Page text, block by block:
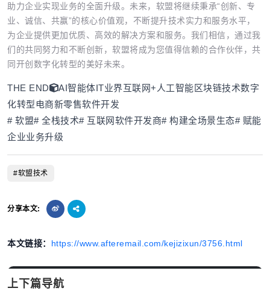
助力企业实现业务的全面升级。未来，软盟将继续秉承“创新、专
业、诚信、共赢”的核心价值观，不断提升技术实力和服务水平，
为企业提供更加优质、高效的解决方案和服务。我们相信，通过我
们的共同努力和不断创新，软盟将成为您值得信赖的合作伙伴，共
同开创数字化转型的美好未来。
THE END AI智能体IT业界互联网+ 人工智能区块链技术数字
化转型电商新零售软件开发
# 软盟# 全栈技术# 互联网软件开发商# 构建全场景生态# 赋能
企业业务升级
#软盟技术
分享本文:
本文链接： https://www.afteremail.com/kejizixun/3756.html
上下篇导航